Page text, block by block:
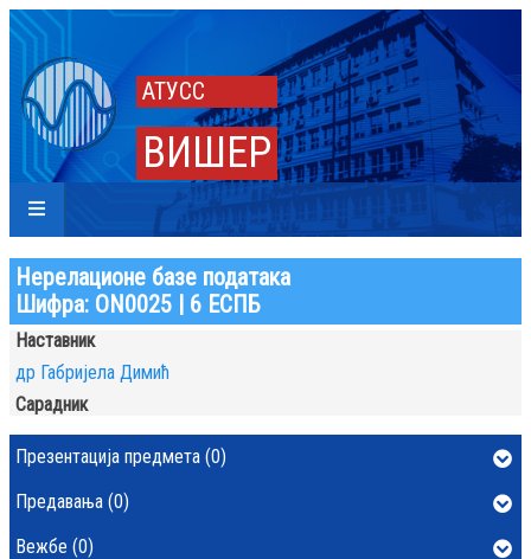
АТУСС
ВИШЕР
Нерелационе базе података
Шифра: ОN0025 | 6 ЕСПБ
Наставник
др Габријела Димић
Сарадник
Презентација предмета (0)
Предавања (0)
Вежбе (0)